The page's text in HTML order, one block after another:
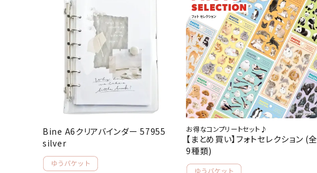
Bine A6クリアバインダー 57955
silver
お得なコンプリートセット♪
【まとめ買い】フォトセレクション (全
9種類)